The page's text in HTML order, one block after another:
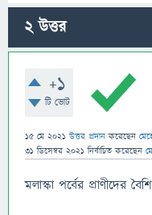
2উত্তর
+1
টি ভোট
15 মে 2021 উত্তর প্রদান করেছেন
31 ডিসেম্বর 2021 নির্বাচিত করেছেন
মলাস্কা পর্বের প্রাণীদের